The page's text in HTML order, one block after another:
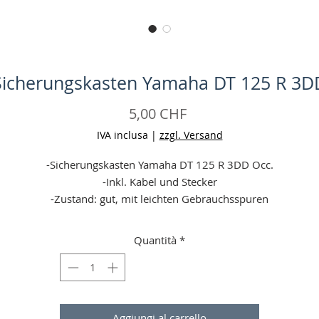
Yamaha DT 125 R
5,00 CHFPrezzo
IVA inclusa | zzgl. Versand
-Sicherungskasten Yamaha DT 125 R 3DD Occ.
-Inkl. Kabel und Stecker
-Zustand: gut, mit leichten Gebrauchsspuren
gelten nicht!) = Geld zurück)
-Angaben ohne Gewähr
-Aufgrund einer Preiserhöhung unseres Versandpartners sind wir
gezwungen die Versandpreise um jeweils 1 - 5 CHF zu erhöhen.
Vielen Dank für Ihr Verständnis!
Quantità *